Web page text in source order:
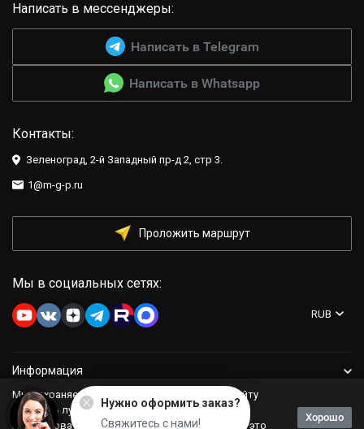
Написать в мессенджеры:
Написать в Telegram
Написать в Whatsapp
Контакты:
Зеленоград, 2-й Западный пр-д 2, стр 3.
1@m-g-p.ru
Проложить маршрут
Мы в социальных сетях:
RUB
Информация
Компания
Мы сохраняем файлы cookie: это помогает сайту
работать лучше. Если Вы продолжите
использовать сайт, мы будем считать, что Вас это
Хорошо
Нужно оформить заказ?
Свяжитесь с нами!